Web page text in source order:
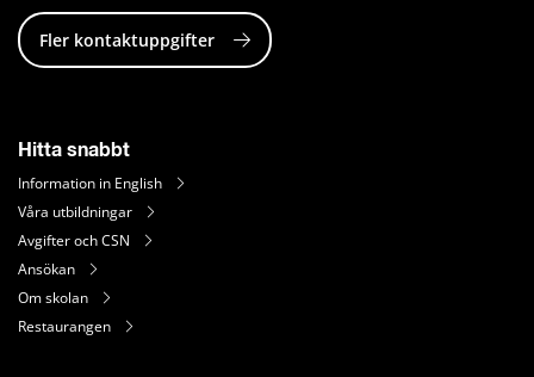
Fler kontaktuppgifter
Hitta snabbt
Information in English
Våra utbildningar
Avgifter och CSN
Ansökan
Om skolan
Restaurangen